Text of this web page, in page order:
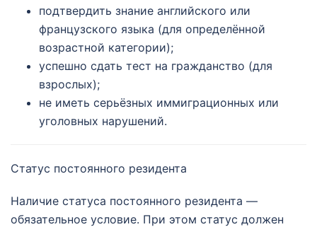
подтвердить знание английского или
французского языка (для определённой
возрастной категории);
успешно сдать тест на гражданство (для
взрослых);
не иметь серьёзных иммиграционных или
уголовных нарушений.
Статус постоянного резидента
Наличие статуса постоянного резидента —
обязательное условие. При этом статус должен